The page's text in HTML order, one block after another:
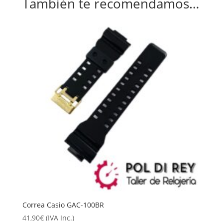
Correa Casio GAC-100BR
41,90€ (IVA Inc.)